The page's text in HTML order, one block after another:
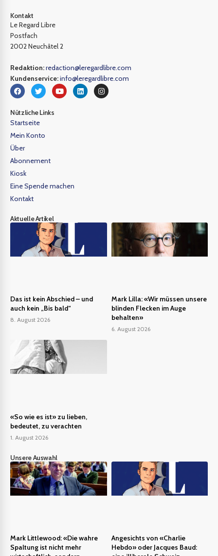
Kontakt
Le Regard Libre
Postfach
2002 Neuchâtel 2
Redaktion:redaction@leregardlibre.com
Kundenservice:info@leregardlibre.com
Nützliche Links
Startseite
Mein Konto
Über
Abonnement
Kiosk
Eine Spende machen
Kontakt
Aktuelle Artikel
Das ist kein Abschied – und
auch kein „Bis bald“
8. August 2026
Mark Lilla: «Wir müssen unsere
blinden Flecken im Auge
behalten»
6. August 2026
«So wie es ist» zu lieben,
bedeutet, zu verachten
1. August 2026
Unsere Auswahl
Mark Littlewood: «Die wahre
Spaltung ist nicht mehr
Angesichts von «Charlie
Hebdo» oder Jacques Baud: